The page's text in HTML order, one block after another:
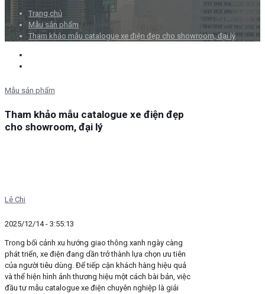
Trang chủ
Mẫu sản phẩm
Tham khảo mẫu catalogue xe điện đẹp cho showroom, đại lý
Mẫu sản phẩm
Tham khảo mẫu catalogue xe điện đẹp
cho showroom, đại lý
Lê Chi
2025/12/14 - 3:55:13
Trong bối cảnh xu hướng giao thông xanh ngày càng
phát triển, xe điện đang dần trở thành lựa chọn ưu tiên
của người tiêu dùng. Để tiếp cận khách hàng hiệu quả
và thể hiện hình ảnh thương hiệu một cách bài bản, việc
đầu tư mẫu catalogue xe điện chuyên nghiệp là giải